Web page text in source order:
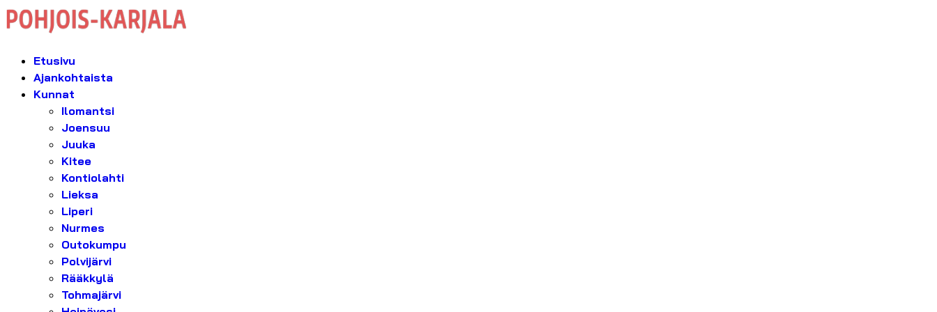
Etusivu
Ajankohtaista
Kunnat
Ilomantsi
Joensuu
Juuka
Kitee
Kontiolahti
Lieksa
Liperi
Nurmes
Outokumpu
Polvijärvi
Rääkkylä
Tohmajärvi